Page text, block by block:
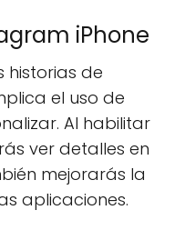
iPhone
historias de
el uso de
Al habilitar
ver detalles en
mejorarás la
aplicaciones.